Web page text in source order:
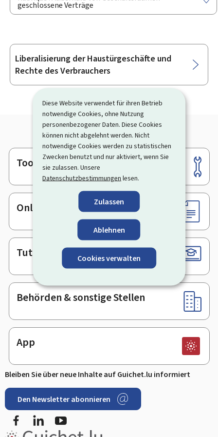
Diese Website verwendet für ihren Betrieb
notwendige Cookies, ohne Nutzung
personenbezogener Daten. Diese Cookies
können nicht abgelehnt werden. Nicht
notwendige Cookies werden zu statistischen
Zwecken benutzt und nur aktiviert, wenn Sie
sie zulassen. Unsere
Datenschutzbestimmungen lesen.
Zulassen
Ablehnen
Cookies verwalten
geschlossene Verträge
Unterrubriken
Liberalisierung der Haustürgeschäfte und
Rechte des Verbrauchers
Footer
Tools
Online-Dienste & Formulare
Tutorials
Behörden & sonstige Stellen
App
Bleiben Sie über neue Inhalte auf Guichet.lu informiert
Den Newsletter abonnieren
FacebookLinkedIn